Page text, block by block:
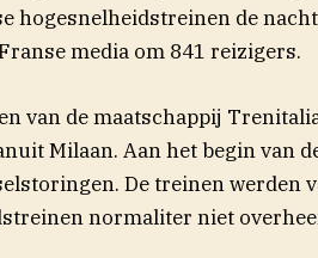
hogesnelheidstreinen de
media om 841 reizigers.
van de maatschappij
Milaan. Aan het begin van
De treinen werden
normaliter niet